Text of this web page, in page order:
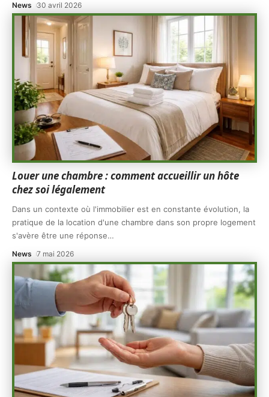
News 30 avril 2026
Louer une chambre : comment accueillir un hôte
chez soi légalement
Dans un contexte où l'immobilier est en constante évolution, la
pratique de la location d'une chambre dans son propre logement
s'avère être une réponse…
News 7 mai 2026